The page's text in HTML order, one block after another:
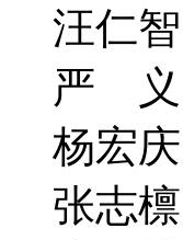
汪仁智
严 义
杨宏庆
张志檩